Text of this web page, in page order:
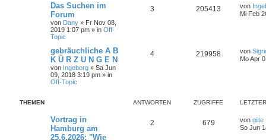
Das Suchen im
Forum
von Dany » Fr Nov 08,
2019 1:07 pm » in Off-
Topic
3 205413 von
Mi Feb
gebräuchliche A B
K Ü R Z U N G E N
von Ingeborg » Sa Jun
09, 2018 3:19 pm » in
Off-Topic
4 219958 von
Mo Apr
THEMEN ANTWORTEN ZUGRIFFE
Vortrag in
Hamburg am
25.6.2026: "Wie
2 679 von giite
So Jun